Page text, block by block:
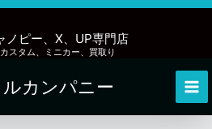
ノピー、X、UP専門店
スタム、ミニカー、買取り
カンパニー